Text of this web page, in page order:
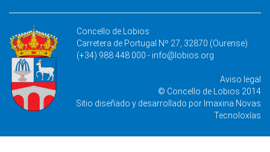
Concello de Lobios
Carretera de Portugal Nº 27, 32870 (Ourense)
(+34) 988 448 000 - info@lobios.org
Aviso legal
© Concello de Lobios 2014
Sitio diseñado y desarrollado por Imaxina Novas
Tecnoloxías